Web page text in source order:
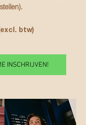
btw)
INSCHRIJVEN!